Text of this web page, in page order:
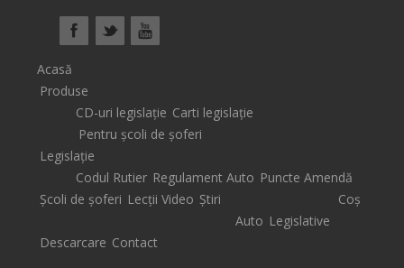
Acasă
Produse
CD-uri legislație Carti legislație
Pentru școli de șoferi
Legislație
Codul Rutier Regulament Auto Puncte Amendă
Școli de șoferi Lecții Video Știri
Auto Legislative
Coș
Descarcare Contact